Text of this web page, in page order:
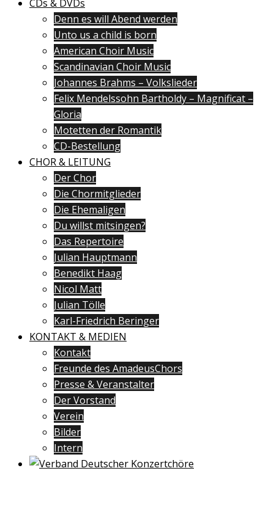
CDs & DVDs
Denn es will Abend werden
Unto us a child is born
American Choir Music
Scandinavian Choir Music
Johannes Brahms – Volkslieder
Felix Mendelssohn Bartholdy – Magnificat –
Gloria
Motetten der Romantik
CD-Bestellung
CHOR & LEITUNG
Der Chor
Die Chormitglieder
Die Ehemaligen
Du willst mitsingen?
Das Repertoire
Julian Hauptmann
Benedikt Haag
Nicol Matt
Julian Tölle
Karl-Friedrich Beringer
KONTAKT & MEDIEN
Kontakt
Freunde des AmadeusChors
Presse & Veranstalter
Der Vorstand
Verein
Bilder
Intern